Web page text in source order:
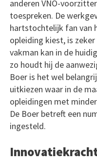
anderen VNO-
toespreken. De
hartstochtelijk fan van
opleiding kiest, is
vakman kan in de
zo houdt hij de
Boer is het wel
uitkiezen waar in de
opleidingen met
De Boer betreft een
ingesteld.